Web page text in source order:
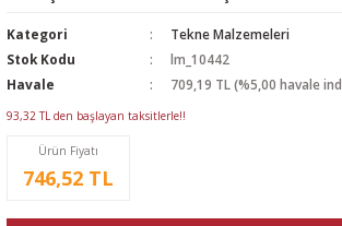
Kategori
Tekne Malzemeleri
Stok Kodu
lm_10442
Havale
709,19 TL (%5,00 havale
93,32 TL den başlayan taksitlerle!!
Ürün Fiyatı
746,52 TL